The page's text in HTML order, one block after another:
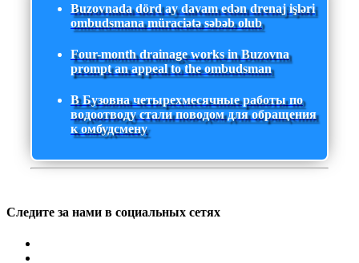
Buzovnada dörd ay davam edən drenaj işləri
ombudsmana müraciətə səbəb olub
Four-month drainage works in Buzovna
prompt an appeal to the ombudsman
В Бузовна четырехмесячные работы по
водоотводу стали поводом для обращения
к омбудсмену
Следите за нами в социальных сетях